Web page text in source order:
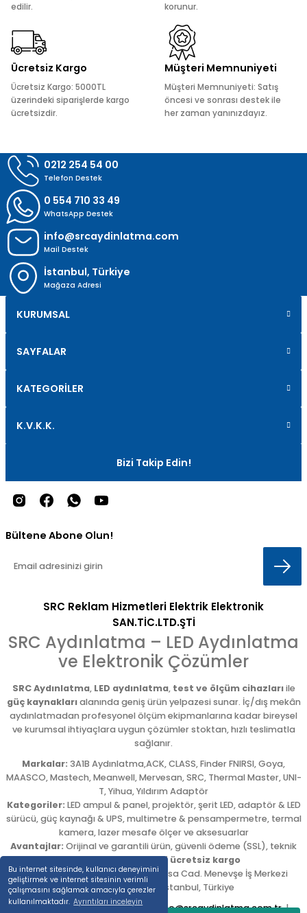
Bu internet sitesinde, kullanıcı deneyimini
geliştirmek ve internet sitesinin verimli
çalışmasını sağlamak amacıyla çerezler
kullanılmaktadır. Ayrıntıları inceleyin
Ürün fiyatı diğer sitelerden daha pahalı.
Bu ürüne benzer farklı alternatifler olmalı.
edilir.
korunur.
Ücretsiz Kargo
Ücretsiz Kargo: 5000TL
üzerindeki siparişlerde kargo
ücretsizdir.
Müşteri Memnuniyeti
Müşteri Memnuniyeti: Satış
öncesi ve sonrası destek ile
her zaman yanınızdayız.
0212 254 54 00
Telefon Destek
0 554 710 33 49
WhatsApp Destek
info@srcaydinlatma.com
Mail Destek
İstanbul, Türkiye
Mağaza Adresi
KURUMSAL
SAYFALAR
KATEGORİLER
K.V.K.K.
Bizi Takip Edin!
Bültene Abone Olun!
SRC Reklam Hizmetleri Elektrik Elektronik
SAN.TİC.LTD.ŞTİ
SRC Aydınlatma – LED Aydınlatma
ve Elektronik Çözümler
SRC Aydınlatma, LED aydınlatma, test ve ölçüm cihazlarıile
güç kaynaklarıalanında geniş ürün yelpazesi sunar. İç/dış mekân
aydınlatmadan profesyonel ölçüm ekipmanlarına kadar bireysel
ve kurumsal ihtiyaçlara uygun çözümler stoktan, hızlı teslimatla
sağlanır.
Markalar: 3A1B Aydınlatma,ACK, CLASS, Finder FNIRSI, Goya,
MAASCO, Mastech, Meanwell, Mervesan, SRC, Thermal Master, UNI-
T, Yihua, Yıldırım Adaptör
Kategoriler: LED ampul & panel, projektör, şerit LED, adaptör & LED
sürücü, güç kaynağı & UPS, multimetre & pensampermetre, termal
kamera, lazer mesafe ölçer ve aksesuarlar
Avantajlar: Orijinal ve garantili ürün, güvenli ödeme (SSL), teknik
destek,5.000 TL üzeri ücretsiz kargo
Adres: Emekyemez Mah. Okçumusa Cad. Menevşe İş Merkezi
No:22/58,Beyoğlu/ İstanbul, Türkiye
Tel:0212 254 54 00|E-posta: info@srcaydinlatma.com.tr|